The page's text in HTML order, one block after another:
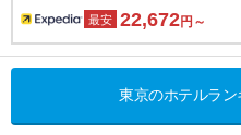
最安 22,672円～
東京のホテルラ